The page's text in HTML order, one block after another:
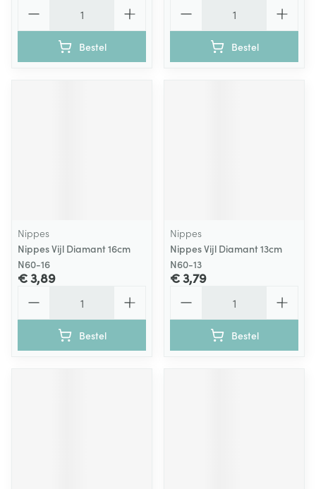
Bestel Bestel
Nippes
Nippes Vijl Diamant 16cm
N60-16
€ 3,89
Bestel
Nippes
Nippes Vijl Diamant 13cm
N60-13
€ 3,79
Bestel